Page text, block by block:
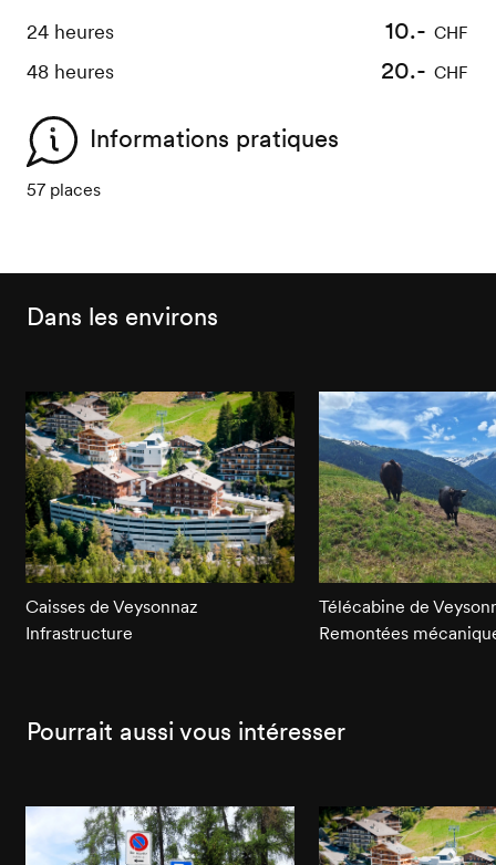
24 heures 10.- CHF
48 heures 20.- CHF
Informations pratiques
57 places
Dans les environs
Caisses de Veysonnaz
Infrastructure
Télécabine de
Remontées
Pourrait aussi vous intéresser